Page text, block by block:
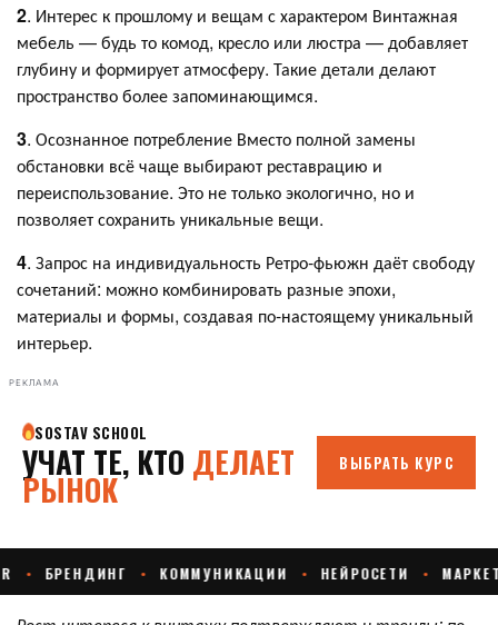
2. Интерес к прошлому и вещам с характером Винтажная
мебель — будь то комод, кресло или люстра — добавляет
глубину и формирует атмосферу. Такие детали делают
пространство более запоминающимся.
3. Осознанное потребление Вместо полной замены
обстановки всё чаще выбирают реставрацию и
переиспользование. Это не только экологично, но и
позволяет сохранить уникальные вещи.
4. Запрос на индивидуальность Ретро-фьюжн даёт свободу
сочетаний: можно комбинировать разные эпохи,
материалы и формы, создавая по-настоящему уникальный
интерьер.
РЕКЛАМА